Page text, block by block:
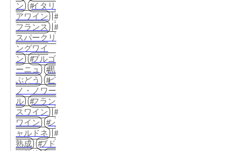
ン
イタリ
アワイン
フランス
スパークリ
ングワイ
ン
ブルゴ
ーニュ
黒
ぶどう
ピ
ノ・ノワー
ル
フラン
スワイン
ワイン
シ
ャルドネ
熟成
ブド